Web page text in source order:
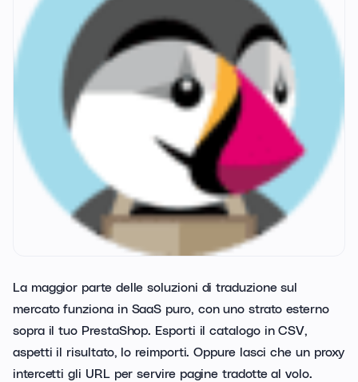
La maggior parte delle soluzioni di traduzione sul
mercato funziona in SaaS puro, con uno strato esterno
sopra il tuo PrestaShop. Esporti il catalogo in CSV,
aspetti il risultato, lo reimporti. Oppure lasci che un proxy
intercetti gli URL per servire pagine tradotte al volo.